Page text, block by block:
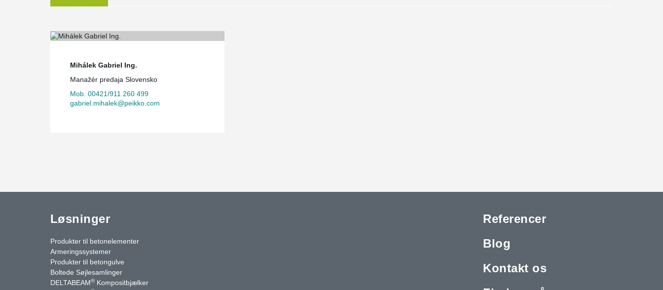
Mihálek Gabriel Ing.
Manažér predaja Slovensko
Mob. 00421/911 260 499
gabriel.mihalek@peikko.com
Løsninger
Produkter til betonelementer
Armeringssystemer
Produkter til betongulve
Boltede Søjlesamlinger
DELTABEAM® Kompositbjælker
Referencer
Blog
Kontakt os